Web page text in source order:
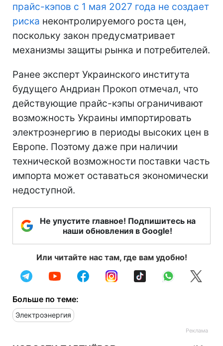
прайс-кэпов с 1 мая 2027 года не создает
риска неконтролируемого роста цен,
поскольку закон предусматривает
механизмы защиты рынка и потребителей.
Ранее эксперт Украинского института
будущего Андриан Прокоп отмечал, что
действующие прайс-кэпы ограничивают
возможность Украины импортировать
электроэнергию в периоды высоких цен в
Европе. Поэтому даже при наличии
технической возможности поставки часть
импорта может оставаться экономически
недоступной.
Не упустите главное! Подпишитесь на
наши обновления в Google!
Или читайте нас там, где вам удобно!
Больше по теме:
Электроэнергия